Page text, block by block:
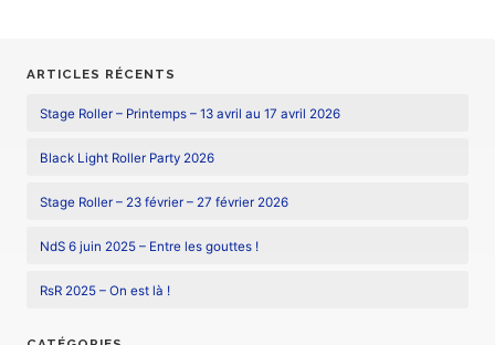
ARTICLES RÉCENTS
Stage Roller – Printemps – 13 avril au 17 avril 2026
Black Light Roller Party 2026
Stage Roller – 23 février – 27 février 2026
NdS 6 juin 2025 – Entre les gouttes !
RsR 2025 – On est là !